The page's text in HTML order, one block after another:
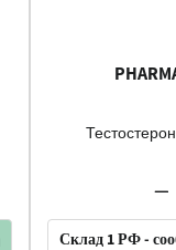
Склад 1 РФ -